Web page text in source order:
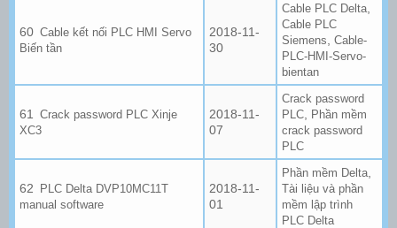
Cable kết nối PLC HMI Servo
Biến tần
2018-11-
30
Cable PLC Delta
Cable PLC
Siemens Cable-
PLC-HMI-Servo-
bientan
Crack password PLC Xinje
XC3
2018-11-
07
Crack password
PLC
Phần mềm
crack password
PLC
PLC Delta DVP10MC11T
manual software
2018-11-
01
Phần mềm Delta
Tài liệu và phần
mềm lập trình
PLC Delta